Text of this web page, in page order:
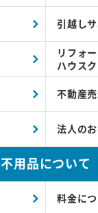
引越し
リフォー
ハウス
不動産
法人の
不用品について
料金に